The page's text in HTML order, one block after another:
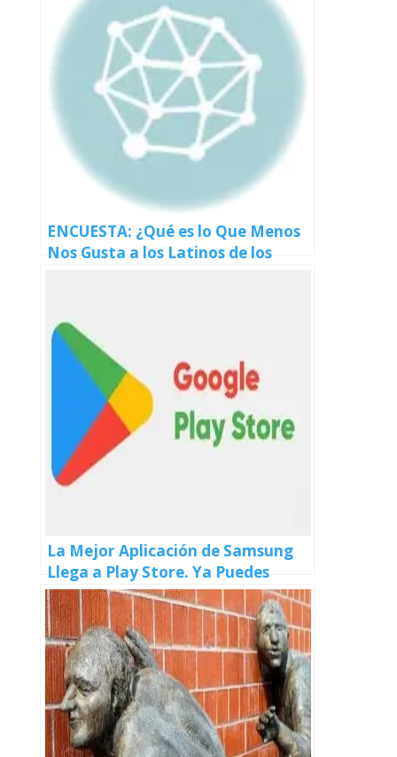
ENCUESTA: ¿Qué es lo Que Menos
Nos Gusta a los Latinos de los
La Mejor Aplicación de Samsung
Llega a Play Store. Ya Puedes
Actualizarla Sin Pasar Por la
Galaxy Store